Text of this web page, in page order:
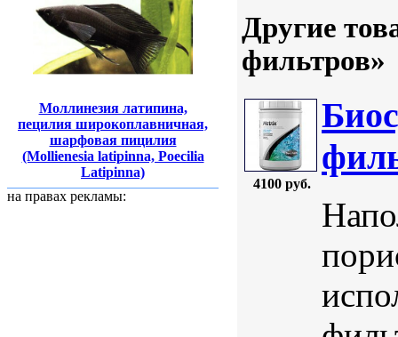
Моллинезия латипина,
пецилия широкоплавничная,
шарфовая пицилия
(Mollienesia latipinna, Poecilia
Latipinna)
на правах рекламы:
Другие
фильтров»
4100 руб.